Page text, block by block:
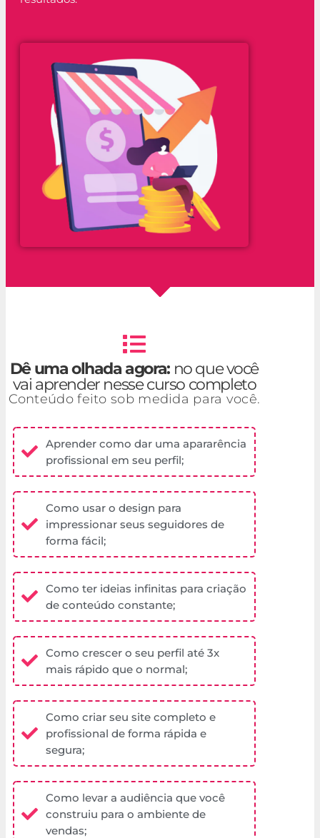
Dê uma olhada agora: no que você
vai aprender nesse curso completo
Conteúdo feito sob medida para você.
Aprender como dar uma apararência
profissional em seu perfil;
Como usar o design para
impressionar seus seguidores de
forma fácil;
Como ter ideias infinitas para criação
de conteúdo constante;
Como crescer o seu perfil até 3x
mais rápido que o normal;
Como criar seu site completo e
profissional de forma rápida e
segura;
Como levar a audiência que você
construiu para o ambiente de
vendas;